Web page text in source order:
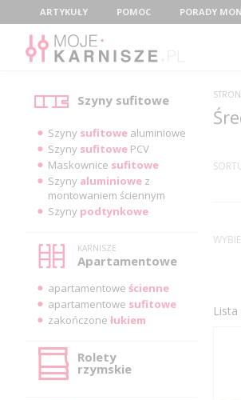
MenuARTYKUŁY POMOC PORADY
Szyny sufitowe
Szyny sufitowe aluminiowe
Szyny sufitowe PCV
Maskownice sufitowe
Szyny aluminiowe z
montowaniem ściennym
Szyny podtynkowe
KARNISZE
Apartamentowe
apartamentowe ścienne
apartamentowe sufitowe
zakończone łukiem
Rolety
rzymskie